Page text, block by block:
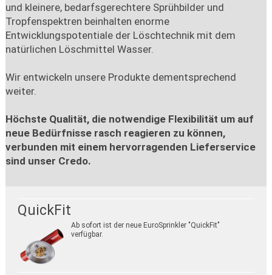
und kleinere, bedarfsgerechtere Sprühbilder und
Tropfenspektren beinhalten enorme
Entwicklungspotentiale der Löschtechnik mit dem
natürlichen Löschmittel Wasser.
Wir entwickeln unsere Produkte dementsprechend
weiter.
Höchste Qualität, die notwendige Flexibilität um auf
neue Bedürfnisse rasch reagieren zu können,
verbunden mit einem hervorragenden Lieferservice
sind unser Credo.
QuickFit
Ab sofort ist der neue EuroSprinkler "QuickFit"
verfügbar.